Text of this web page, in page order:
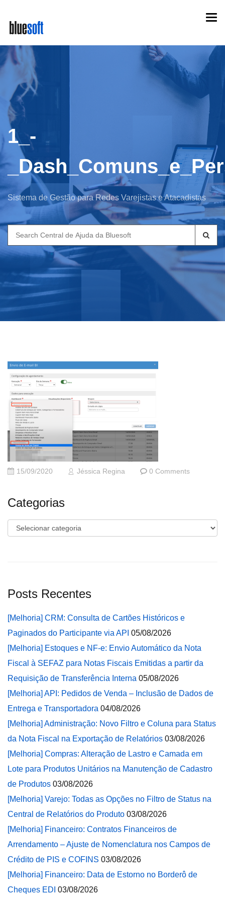
main
content
1_-
Sistema de Gestão para Redes Varejistas e Atacadistas
Search
for:
15/09/2020 Jéssica Regina 0 Comments
Categorias
Categorias
Posts Recentes
[Melhoria] CRM: Consulta de Cartões Históricos e
Paginados do Participante via API 05/08/2026
[Melhoria] Estoques e NF-e: Envio Automático da Nota
Fiscal à SEFAZ para Notas Fiscais Emitidas a partir da
Requisição de Transferência Interna 05/08/2026
[Melhoria] API: Pedidos de Venda – Inclusão de Dados de
Entrega e Transportadora 04/08/2026
[Melhoria] Administração: Novo Filtro e Coluna para Status
da Nota Fiscal na Exportação de Relatórios 03/08/2026
[Melhoria] Compras: Alteração de Lastro e Camada em
Lote para Produtos Unitários na Manutenção de Cadastro
de Produtos 03/08/2026
[Melhoria] Varejo: Todas as Opções no Filtro de Status na
Central de Relatórios do Produto 03/08/2026
[Melhoria] Financeiro: Contratos Financeiros de
Arrendamento – Ajuste de Nomenclatura nos Campos de
Crédito de PIS e COFINS 03/08/2026
[Melhoria] Financeiro: Data de Estorno no Borderô de
Cheques EDI 03/08/2026